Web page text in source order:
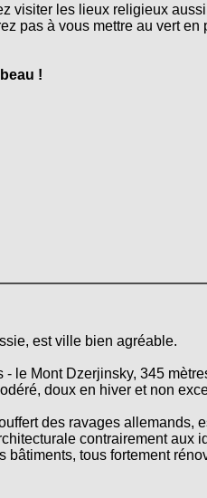
visiter les lieux religieux
pas à vous mettre au vert en
!
est ville bien agréable.
le Mont Dzerjinsky, 345
doux en hiver et non
des ravages allemands,
contrairement aux
bâtiments, tous fortement